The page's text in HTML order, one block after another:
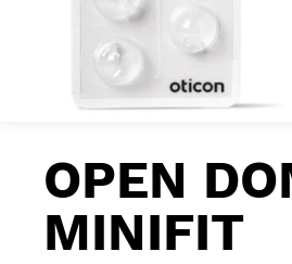
OPEN
MINIFIT